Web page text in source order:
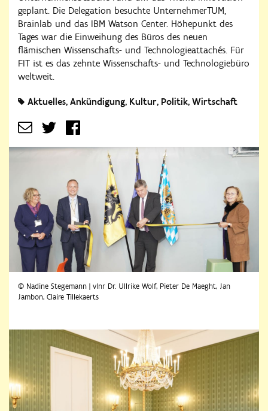
geplant. Die Delegation besuchte UnternehmerTUM,
Brainlab und das IBM Watson Center. Höhepunkt des
Tages war die Einweihung des Büros des neuen
flämischen Wissenschafts- und Technologieattachés. Für
FIT ist es das zehnte Wissenschafts- und Technologiebüro
weltweit.
Aktuelles Ankündigung Kultur Politik​​ Wirtschaft
© Nadine Stegemann | vlnr Dr. Ullrike Wolf, Pieter De Maeght, Jan
Jambon, Claire Tillekaerts